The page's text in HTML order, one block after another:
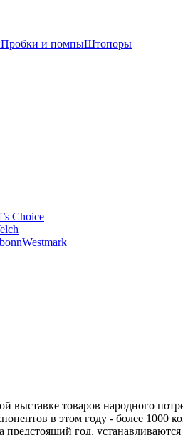
Пробки и помпыШтопоры
Choice
Westmark
выставке товаров народного
в этом году - более
год,